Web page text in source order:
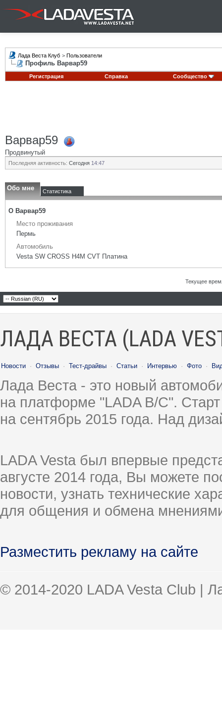
Лада Веста Клуб > Пользователи
Профиль Варвар59
Регистрация Справка Сообщество
Варвар59
Продвинутый
Последняя активность: Сегодня 14:47
Обо мне Статистика
О Варвар59
Место проживания
Пермь
Автомобиль
Vesta SW CROSS H4M CVT Платина
Текущее
ЛАДА ВЕСТА (LADA
Новости · Отзывы · Тест-драйвы · Статьи · Интервью · Фото ·
Лада Веста - это новый
на платформе "LADA B/C".
на сентябрь 2015 года. Над
LADA Vesta был впервые
августе 2014 года, Вы можете
новости, узнать технические
для общения и обмена
Разместить рекламу на сайте
© 2014-2020 LADA Vesta Club |